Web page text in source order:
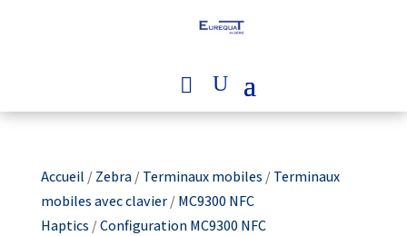
Accueil /Zebra/Terminaux mobiles /Terminaux
mobiles avec clavier/MC9300 NFC
Haptics /Configuration MC9300 NFC